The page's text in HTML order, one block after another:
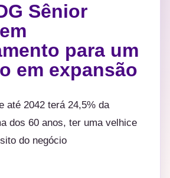
Sênior
para um
em expansão
até 2042 terá 24,5% da
dos 60 anos, ter uma velhice
do negócio